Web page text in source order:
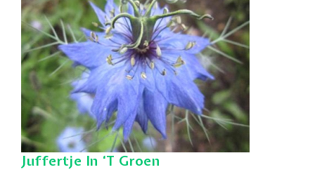
Juffertje In ‘T Groen